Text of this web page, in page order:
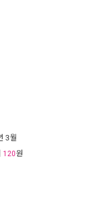
3월
120원